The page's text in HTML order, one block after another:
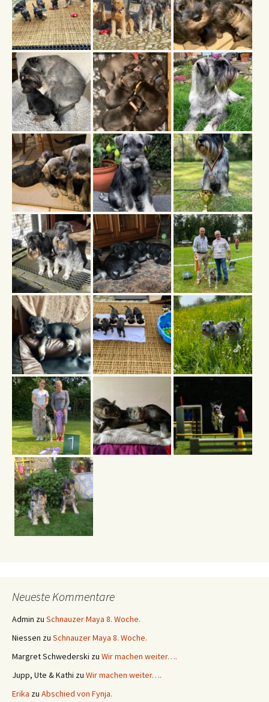
Neueste Kommentare
Admin zu Schnauzer Maya 8. Woche.
Niessen zu Schnauzer Maya 8. Woche.
Margret Schwederski zu Wir machen weiter….
Jupp, Ute & Kathi zu Wir machen weiter….
Erika zu Abschied von Fynja.